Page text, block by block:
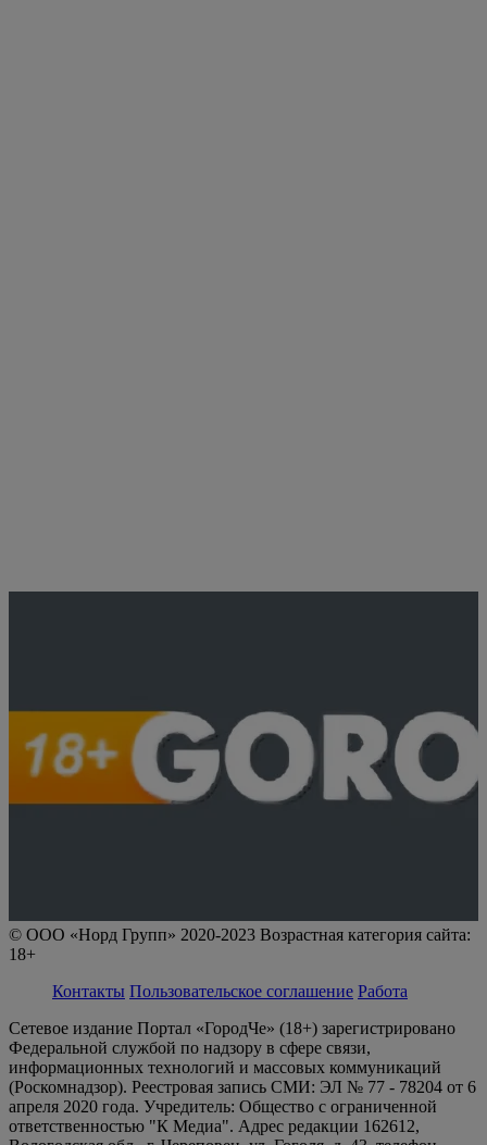
© ООО «Норд Групп» 2020-2023 Возрастная категория сайта:
18+
Контакты Пользовательское соглашение Работа
Сетевое издание Портал «ГородЧе» (18+) зарегистрировано
Федеральной службой по надзору в сфере связи,
информационных технологий и массовых коммуникаций
(Роскомнадзор). Реестровая запись СМИ: ЭЛ № 77 - 78204 от 6
апреля 2020 года. Учредитель: Общество с ограниченной
ответственностью "К Медиа". Адрес редакции 162612,